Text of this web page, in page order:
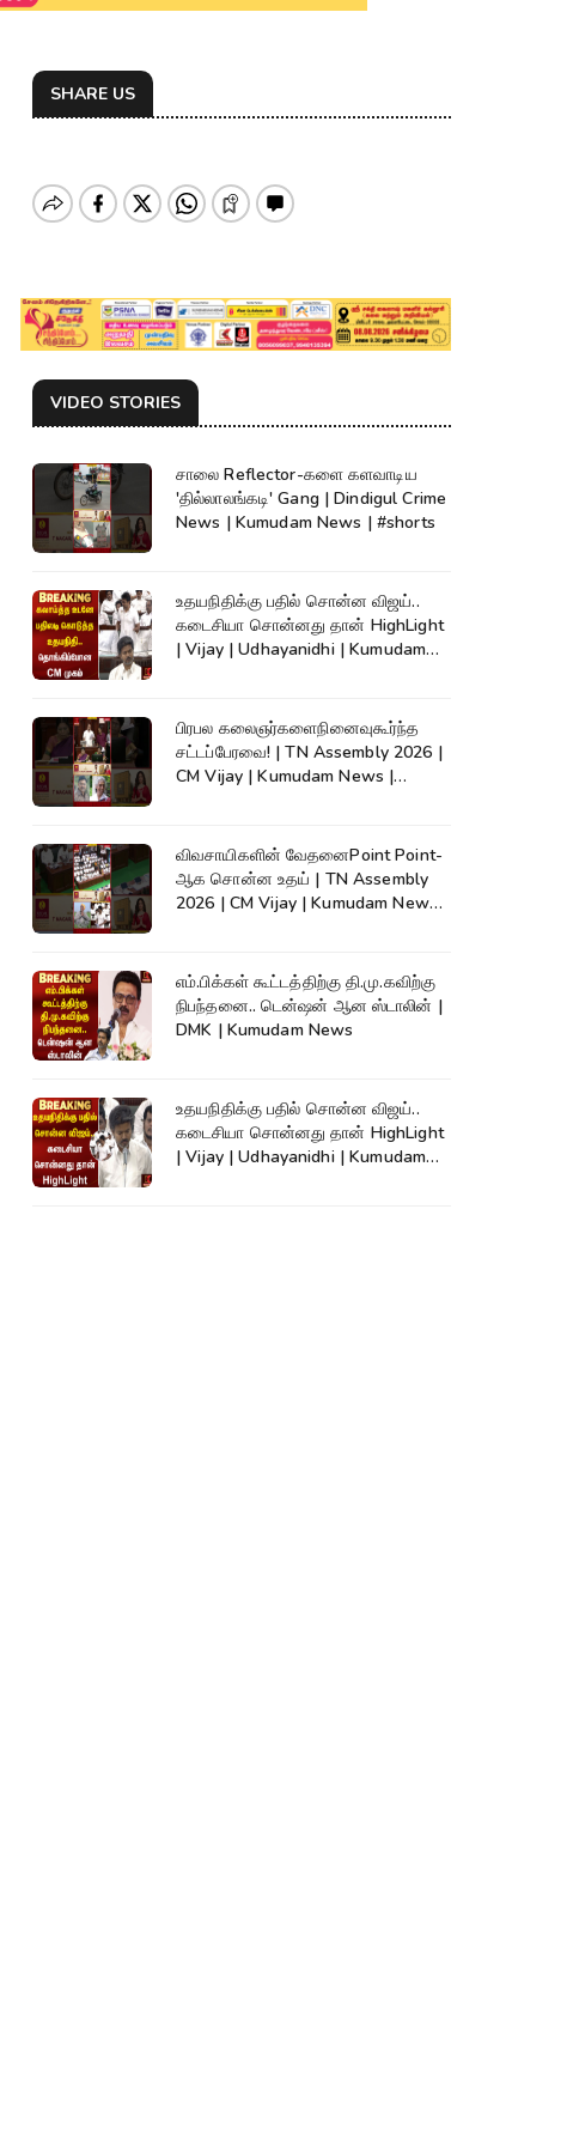
SHARE US
VIDEO STORIES
சாலை Reflector-களை களவாடிய
'தில்லாலங்கடி' Gang | Dindigul Crime
News | Kumudam News | #shorts
உதயநிதிக்கு பதில் சொன்ன விஜய்..
கடைசியா சொன்னது தான் HighLight
| Vijay | Udhayanidhi | Kumudam
பிரபல கலைஞர்களைநினைவுகூர்ந்த
சட்டப்பேரவை! | TN Assembly 2026 |
CM Vijay | Kumudam News |
விவசாயிகளின் வேதனைPoint Point-
ஆக சொன்ன உதய் | TN Assembly
2026 | CM Vijay | Kumudam News |
எம்.பிக்கள் கூட்டத்திற்கு தி.மு.கவிற்கு
நிபந்தனை.. டென்ஷன் ஆன ஸ்டாலின் |
DMK | Kumudam News
உதயநிதிக்கு பதில் சொன்ன விஜய்..
கடைசியா சொன்னது தான் HighLight
| Vijay | Udhayanidhi | Kumudam